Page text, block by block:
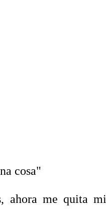
cosa"
ahora me quita mi